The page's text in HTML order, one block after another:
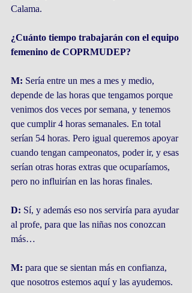
Calama.
¿Cuánto tiempo trabajarán con el equipo
femenino de COPRMUDEP?
M: Sería entre un mes a mes y medio,
depende de las horas que tengamos porque
venimos dos veces por semana, y tenemos
que cumplir 4 horas semanales. En total
serían 54 horas. Pero igual queremos apoyar
cuando tengan campeonatos, poder ir, y esas
serían otras horas extras que ocuparíamos,
pero no influirían en las horas finales.
D: Sí, y además eso nos serviría para ayudar
al profe, para que las niñas nos conozcan
más…
M: para que se sientan más en confianza,
que nosotros estemos aquí y las ayudemos.